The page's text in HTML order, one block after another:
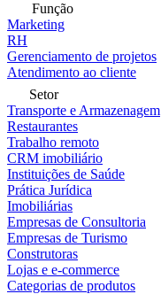
Função
Marketing
RH
Gerenciamento de projetos
Atendimento ao cliente
Setor
Transporte e Armazenagem
Restaurantes
Trabalho remoto
CRM imobiliário
Instituições de Saúde
Prática Jurídica
Imobiliárias
Empresas de Consultoria
Empresas de Turismo
Construtoras
Lojas e e-commerce
Categorias de produtos